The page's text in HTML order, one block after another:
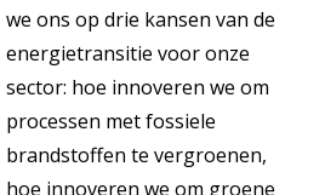
we ons op drie kansen van de
energietransitie voor onze
sector: hoe innoveren we om
processen met fossiele
brandstoffen te vergroenen,
hoe innoveren we om groene